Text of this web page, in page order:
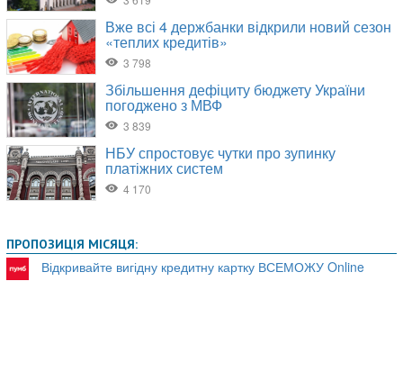
ПРОПОЗИЦІЯ МІСЯЦЯ:
Відкривайте вигідну кредитну картку ВСЕМОЖУ Online